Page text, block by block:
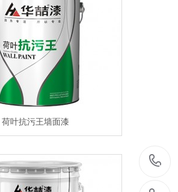
荷叶抗污王墙面漆